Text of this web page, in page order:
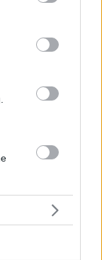
party tags to
below Google
του Ραϊσί
και Λίβανο